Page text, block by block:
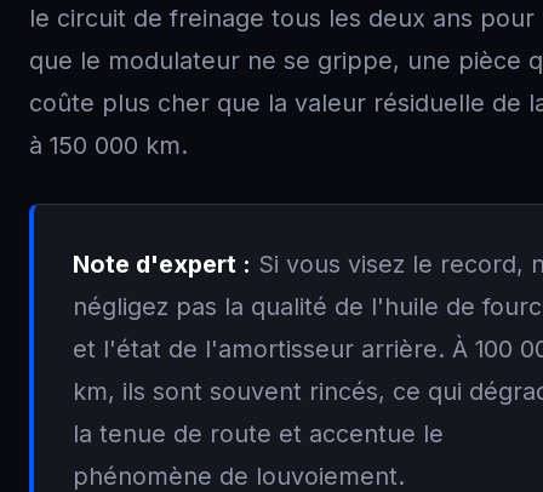
le circuit de freinage tous les deux ans pour
que le modulateur ne se grippe, une pièce
coûte plus cher que la valeur résiduelle de
à 150 000 km.
Note d'expert : Si vous visez le record,
négligez pas la qualité de l'huile de
et l'état de l'amortisseur arrière. À 100
km, ils sont souvent rincés, ce qui
la tenue de route et accentue le
phénomène de louvoiement.